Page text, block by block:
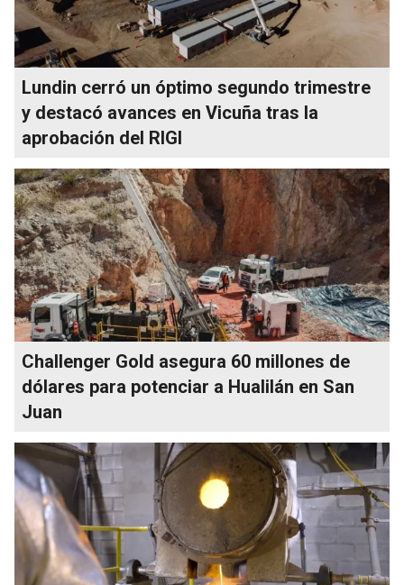
Lundin cerró un óptimo segundo trimestre
y destacó avances en Vicuña tras la
aprobación del RIGI
Challenger Gold asegura 60 millones de
dólares para potenciar a Hualilán en San
Juan